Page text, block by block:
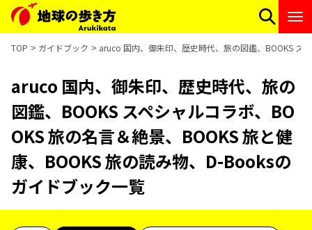
TOP ガイドブック aruco 国内、御朱印、歴史時代、旅の図鑑、BOOKS ス
aruco 国内、御朱印、歴史時代、旅の
図鑑、BOOKS スペシャルコラボ、BO
OKS 旅の名言＆絶景、BOOKS 旅と健
康、BOOKS 旅の読み物、D-Booksの
ガイドブック一覧